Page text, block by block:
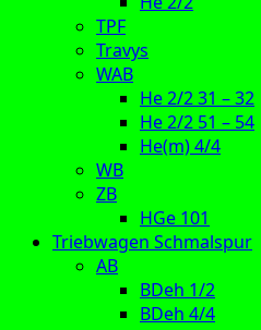
TPF
Travys
WAB
He 2/2 31 – 32
He 2/2 51 – 54
He(m) 4/4
WB
ZB
HGe 101
Triebwagen Schmalspur
AB
BDeh 1/2
BDeh 4/4